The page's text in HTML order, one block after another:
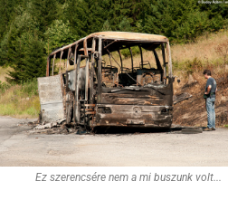
Ez szerencsére nem a mi buszunk volt...